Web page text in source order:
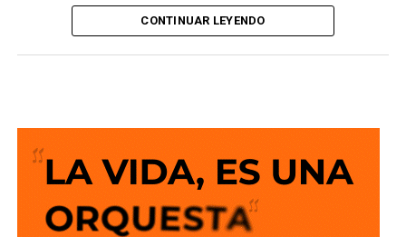
de los trabajos que realizaInterapas para modernizar una
de las principales fuentes de abastecimiento de agua
potable de la zona metropolitana.
La semana pasada concluyeron los trabajos de
mantenimiento y restauración en los módulos donde se
lleva a cabo el proceso de potabilización del agua, para
CONTINUAR LEYENDO